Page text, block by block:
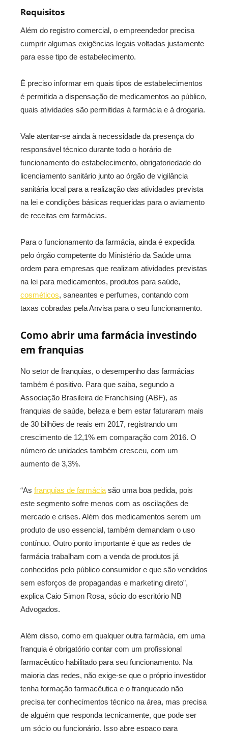
Requisitos
Além do registro comercial, o empreendedor precisa
cumprir algumas exigências legais voltadas justamente
para esse tipo de estabelecimento.
É preciso informar em quais tipos de estabelecimentos
é permitida a dispensação de medicamentos ao público,
quais atividades são permitidas à farmácia e à drogaria.
Vale atentar-se ainda à necessidade da presença do
responsável técnico durante todo o horário de
funcionamento do estabelecimento, obrigatoriedade do
licenciamento sanitário junto ao órgão de vigilância
sanitária local para a realização das atividades prevista
na lei e condições básicas requeridas para o aviamento
de receitas em farmácias.
Para o funcionamento da farmácia, ainda é expedida
pelo órgão competente do Ministério da Saúde uma
ordem para empresas que realizam atividades previstas
na lei para medicamentos, produtos para saúde,
cosméticos, saneantes e perfumes, contando com
taxas cobradas pela Anvisa para o seu funcionamento.
Como abrir uma farmácia investindo
em franquias
No setor de franquias, o desempenho das farmácias
também é positivo. Para que saiba, segundo a
Associação Brasileira de Franchising (ABF), as
franquias de saúde, beleza e bem estar faturaram mais
de 30 bilhões de reais em 2017, registrando um
crescimento de 12,1% em comparação com 2016. O
número de unidades também cresceu, com um
aumento de 3,3%.
“As franquias de farmácia são uma boa pedida, pois
este segmento sofre menos com as oscilações de
mercado e crises. Além dos medicamentos serem um
produto de uso essencial, também demandam o uso
contínuo. Outro ponto importante é que as redes de
farmácia trabalham com a venda de produtos já
conhecidos pelo público consumidor e que são vendidos
sem esforços de propagandas e marketing direto”,
explica Caio Simon Rosa, sócio do escritório NB
Advogados.
Além disso, como em qualquer outra farmácia, em uma
franquia é obrigatório contar com um profissional
farmacêutico habilitado para seu funcionamento. Na
maioria das redes, não exige-se que o próprio investidor
tenha formação farmacêutica e o franqueado não
precisa ter conhecimentos técnico na área, mas precisa
de alguém que responda tecnicamente, que pode ser
um sócio ou funcionário. Isso abre espaço para